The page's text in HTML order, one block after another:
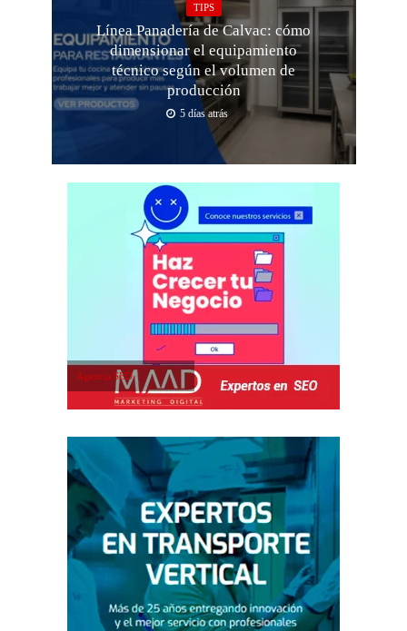
TIPS
Línea Panadería de Calvac: cómo
dimensionar el equipamiento
técnico según el volumen de
producción
5 días atrás
Agencia SEO